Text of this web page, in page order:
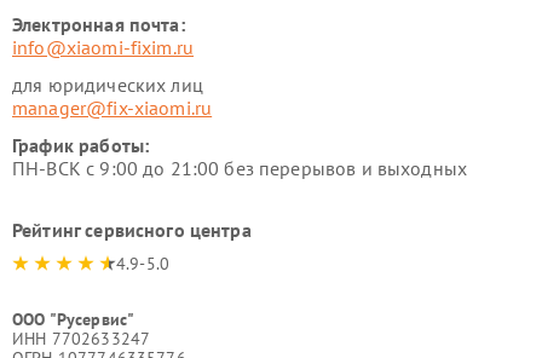
Электронная почта:
info@xiaomi-fixim.ru
для юридических лиц
manager@fix-xiaomi.ru
График работы:
ПН-ВСК с 9:00 до 21:00 без перерывов и выходных
Рейтинг сервисного центра
4.9-5.0
ООО "Русервис"
ИНН 7702633247